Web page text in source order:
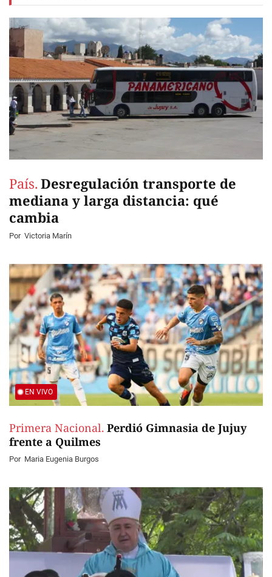
País. Desregulación transporte de
mediana y larga distancia: qué
cambia
Por Victoria Marín
EN VIVO
Primera Nacional. Perdió Gimnasia de Jujuy
frente a Quilmes
Por Maria Eugenia Burgos